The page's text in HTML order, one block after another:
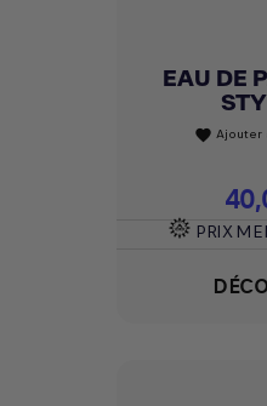
EAU DE
favorite Ajouter
Prix
PRIX